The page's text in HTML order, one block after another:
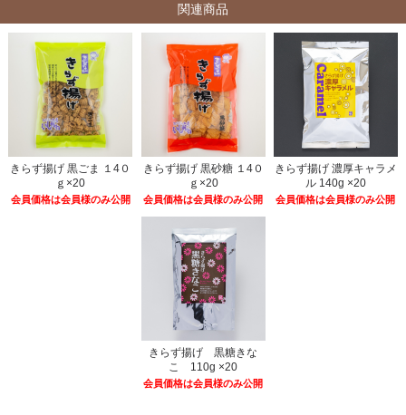
関連商品
きらず揚げ 黒ごま １4０
ｇ×20
会員価格は会員様のみ公開
きらず揚げ 黒砂糖 １4０
ｇ×20
会員価格は会員様のみ公開
きらず揚げ 濃厚キャラメ
ル 140g ×20
会員価格は会員様のみ公開
きらず揚げ 黒糖きな
こ 110g ×20
会員価格は会員様のみ公開